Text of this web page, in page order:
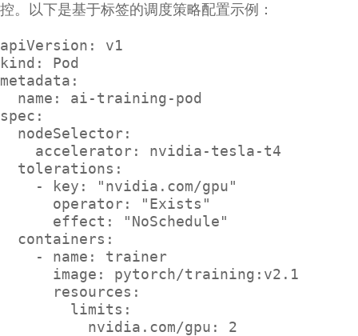
控。以下是基于标签的调度策略配置示例：
apiVersion: v1
kind: Pod
metadata:
  name: ai-training-pod
spec:
  nodeSelector:
    accelerator: nvidia-tesla-t4
  tolerations:
    - key: "nvidia.com/gpu"
      operator: "Exists"
      effect: "NoSchedule"
  containers:
    - name: trainer
      image: pytorch/training:v2.1
      resources:
        limits:
          nvidia.com/gpu: 2